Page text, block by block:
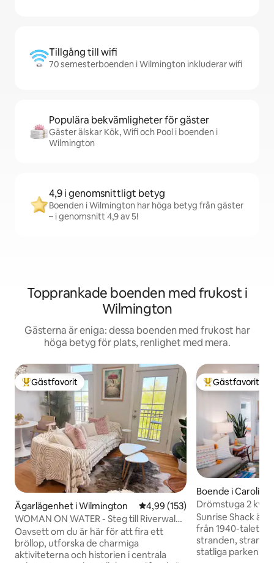
Tillgång till wifi
70 semesterboenden i Wilmington inkluderar wifi
Populära bekvämligheter för gäster
Gäster älskar Kök, Wifi och Pool i boenden i
Wilmington
4,9 i genomsnittligt betyg
Boenden i Wilmington har höga betyg från gäster
– i genomsnitt 4,9 av 5!
Topprankade boenden med frukost i
Wilmington
Gästerna är eniga: dessa boenden med frukost har
höga betyg för plats, renlighet med mera.
Populär gästfavorit
Gästfavorit
Ägarlägenhet i Wilmington 4,99 av 5 i genomsnittligt
4,99 (153)
WOMAN ON WATER - Steg till Riverwalk
+ Gratis parkering
Oavsett om du är här för att fira ett
bröllop, utforska de charmiga
aktiviteterna och historien i centrala
Populär
Gästfavorit
Boende i Carolina
Drömstuga 2
strandpromenad
Sunrise Shack är
från 1940-talet
stranden,
statliga parken! Denna mysiga